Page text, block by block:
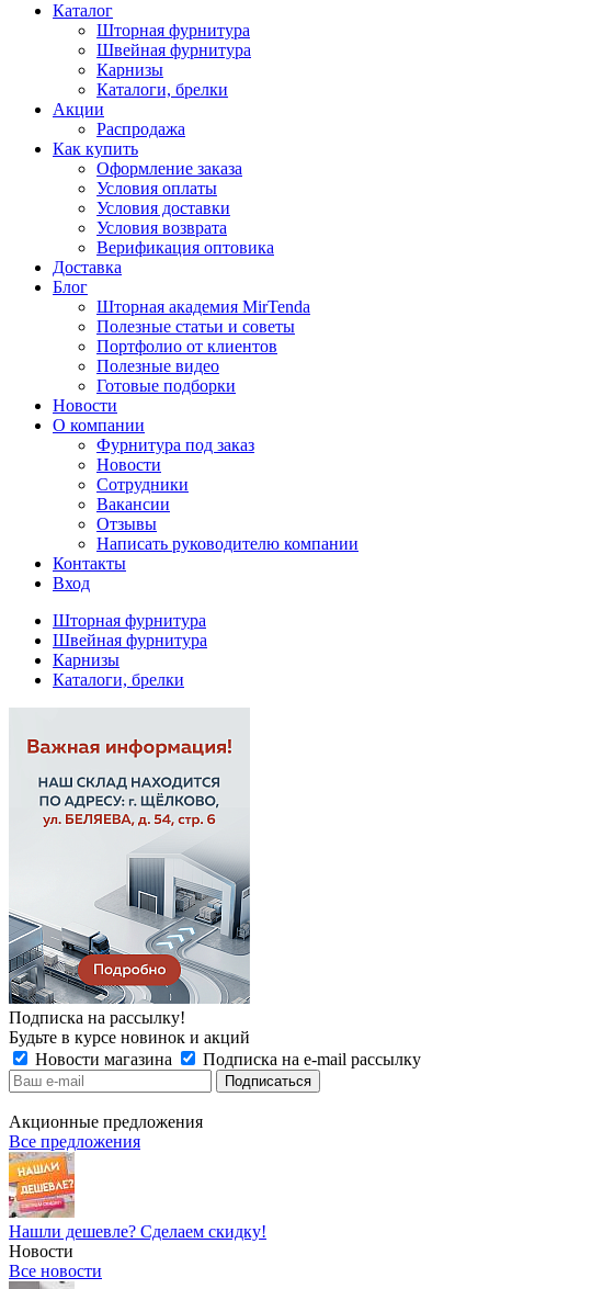
Каталог
Шторная фурнитура
Швейная фурнитура
Карнизы
Каталоги, брелки
Акции
Распродажа
Как купить
Оформление заказа
Условия оплаты
Условия доставки
Условия возврата
Верификация оптовика
Доставка
Блог
Шторная академия MirTenda
Полезные статьи и советы
Портфолио от клиентов
Полезные видео
Готовые подборки
Новости
О компании
Фурнитура под заказ
Новости
Сотрудники
Вакансии
Отзывы
Написать руководителю компании
Контакты
Вход
Шторная фурнитура
Швейная фурнитура
Карнизы
Каталоги, брелки
Подписка на рассылку!
Будьте в курсе новинок и акций
Новости магазина
Подписка на e-mail рассылку
Акционные предложения
Все предложения
Нашли дешевле? Сделаем скидку!
Новости
Все новости